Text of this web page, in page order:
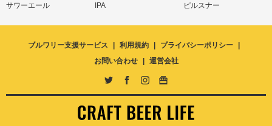
サワーエール IPA ピルスナー
ブルワリー支援サービス 利用規約
プライバシーポリシー
お問い合わせ
運営会社